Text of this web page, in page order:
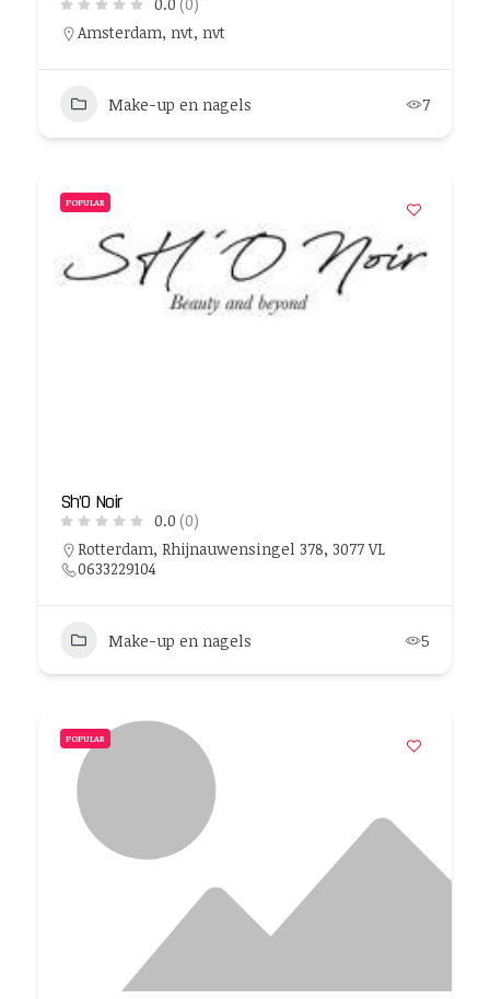
Amsterdam, nvt, nvt
Make-up en nagels 7
POPULAR
Sh’O Noir
0.0 (0)
Rotterdam, Rhijnauwensingel 378, 3077 VL
0633229104
Make-up en nagels 5
POPULAR